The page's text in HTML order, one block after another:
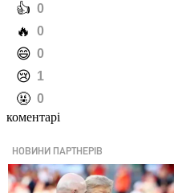
️👍 0
️🔥 0
️😄 0
️😢 1
️🤬 0
коментарі